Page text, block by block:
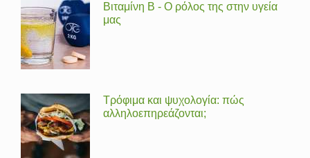
Βιταμίνη Β - Ο ρόλος της στην υγεία
μας
Τρόφιμα και ψυχολογία: πώς
αλληλοεπηρεάζονται;